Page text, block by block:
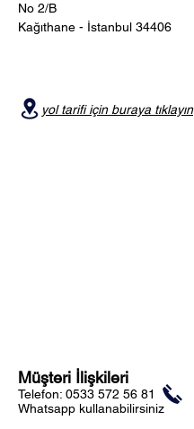
No 2/B
Kağıthane - İstanbul 34406
yol tarifi için buraya tıklayın
Müşteri İlişkileri
Telefon: 0533 572 56 81
Whatsapp kullanabilirsiniz